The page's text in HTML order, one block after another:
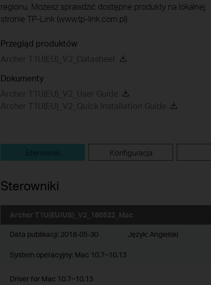
regionu. Możesz sprawdzić dostępne produkty na lokalnej
stronie TP-Link (www.tp-link.com.pl).
Przegląd produktów
Archer T1U(EU)_V2_Datasheet
Dokumenty
Archer T1U(EU)_V2_User Guide
Archer T1U(EU)_V2_Quick Installation Guide
Sterowniki Konfiguracja
Sterowniki
Archer T1U(EU/US)_V2_180522_Mac
Data publikacji: 2018-05-30 Język: Angielski
System operacyjny: Mac 10.7~10.13
Driver for Mac 10.7~10.13